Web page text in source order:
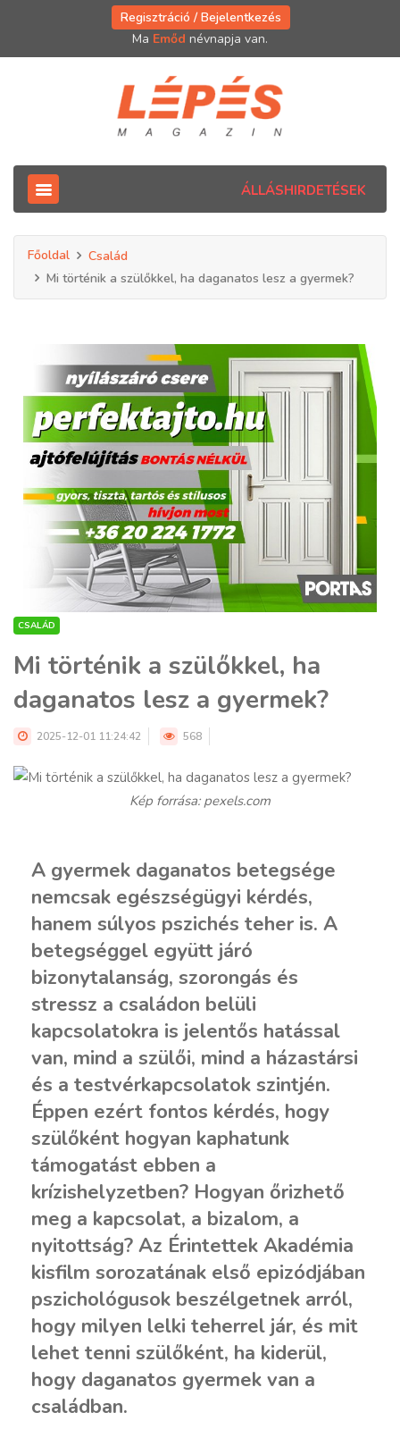
Regisztráció / Bejelentkezés
Ma Emőd névnapja van.
ÁLLÁSHIRDETÉSEK
Főoldal
Család
Mi történik a szülőkkel, ha daganatos lesz a gyermek?
CSALÁD
Mi történik a szülőkkel, ha
daganatos lesz a gyermek?
2025-12-01 11:24:42 568
Kép forrása: pexels.com
A gyermek daganatos betegsége
nemcsak egészségügyi kérdés,
hanem súlyos pszichés teher is. A
betegséggel együtt járó
bizonytalanság, szorongás és
stressz a családon belüli
kapcsolatokra is jelentős hatással
van, mind a szülői, mind a házastársi
és a testvérkapcsolatok szintjén.
Éppen ezért fontos kérdés, hogy
szülőként hogyan kaphatunk
támogatást ebben a
krízishelyzetben? Hogyan őrizhető
meg a kapcsolat, a bizalom, a
nyitottság? Az Érintettek Akadémia
kisfilm sorozatának első epizódjában
pszichológusok beszélgetnek arról,
hogy milyen lelki teherrel jár, és mit
lehet tenni szülőként, ha kiderül,
hogy daganatos gyermek van a
családban.